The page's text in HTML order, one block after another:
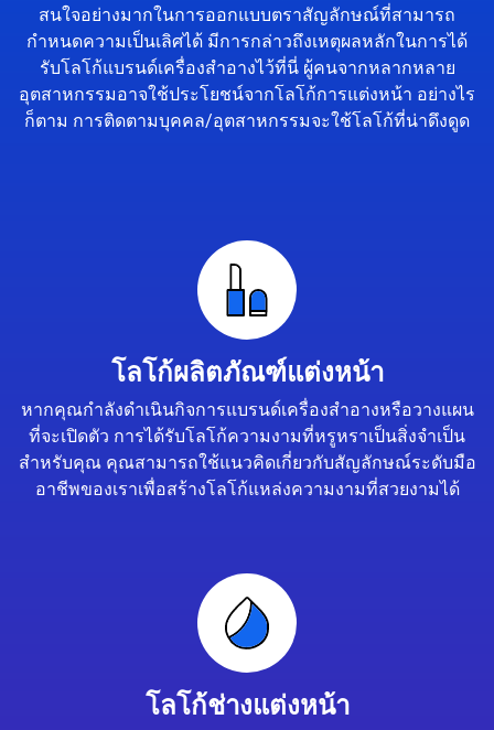
สนใจอย่างมากในการออกแบบตราสัญลักษณ์ที่สามารถ
กำหนดความเป็นเลิศได้ มีการกล่าวถึงเหตุผลหลักในการได้
รับโลโก้แบรนด์เครื่องสำอางไว้ที่นี่ ผู้คนจากหลากหลาย
อุตสาหกรรมอาจใช้ประโยชน์จากโลโก้การแต่งหน้า อย่างไร
ก็ตาม การติดตามบุคคล/อุตสาหกรรมจะใช้โลโก้ที่น่าดึงดูด
โลโก้ผลิตภัณฑ์แต่งหน้า
หากคุณกำลังดำเนินกิจการแบรนด์เครื่องสำอางหรือวางแผน
ที่จะเปิดตัว การได้รับโลโก้ความงามที่หรูหราเป็นสิ่งจำเป็น
สำหรับคุณ คุณสามารถใช้แนวคิดเกี่ยวกับสัญลักษณ์ระดับมือ
อาชีพของเราเพื่อสร้างโลโก้แหล่งความงามที่สวยงามได้
โลโก้ช่างแต่งหน้า